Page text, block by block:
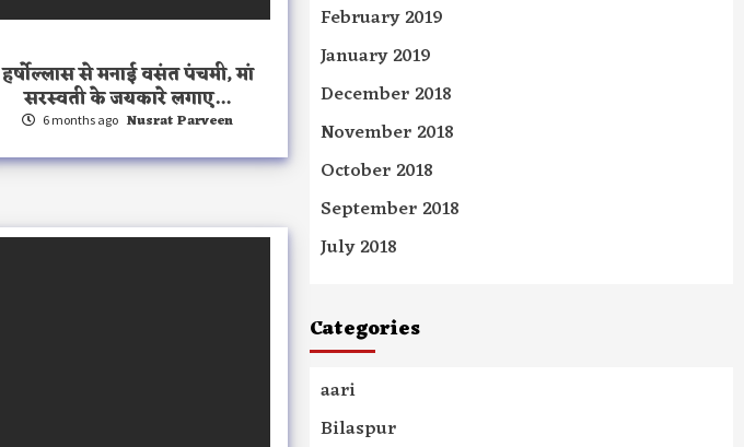
हर्षोल्लास से मनाई वसंत पंचमी, मां
सरस्वती के जयकारे लगाए…
6 months ago Nusrat Parveen
February 2019
January 2019
December 2018
November 2018
October 2018
September 2018
July 2018
Categories
aari
Bilaspur